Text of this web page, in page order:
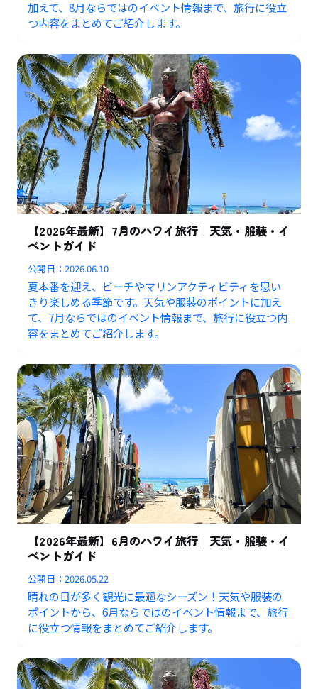
加えて、8月ならではのイベント情報まで、旅行に役立
つ内容をまとめてご紹介します。
【2026年最新】7月のハワイ旅行｜天気・服装・イ
ベントガイド
公開日：2026.06.10
夏本番を迎え、ビーチやマリンアクティビティを思い
きり楽しめる季節です。天気や服装のポイントに加え
て、7月ならではのイベント情報まで、旅行に役立つ内
容をまとめてご紹介します。
【2026年最新】6月のハワイ旅行｜天気・服装・イ
ベントガイド
公開日：2026.05.22
晴れの日が多く観光に最適なシーズン！天気や服装の
ポイントから、6月ならではのイベント情報まで、旅行
に役立つ情報をまとめてご紹介します。